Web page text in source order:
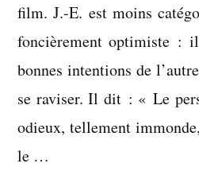
film. J.-E. est moins
foncièrement optimiste : il
bonnes intentions de
se raviser. Il dit : « Le
odieux, tellement
le …